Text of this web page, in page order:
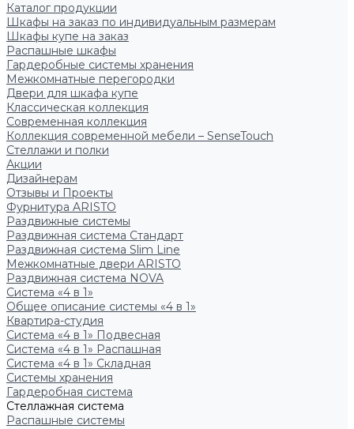
Каталог продукции
Шкафы на заказ по индивидуальным размерам
Шкафы купе на заказ
Распашные шкафы
Гардеробные системы хранения
Межкомнатные перегородки
Двери для шкафа купе
Классическая коллекция
Современная коллекция
Коллекция современной мебели – SenseTouch
Стеллажи и полки
Акции
Дизайнерам
Отзывы и Проекты
Фурнитура ARISTO
Раздвижные системы
Раздвижная система Стандарт
Раздвижная система Slim Line
Межкомнатные двери ARISTO
Раздвижная система NOVA
Система «4 в 1»
Общее описание системы «4 в 1»
Квартира-студия
Система «4 в 1» Подвесная
Система «4 в 1» Распашная
Система «4 в 1» Складная
Системы хранения
Гардеробная система
Стеллажная система
Распашные системы